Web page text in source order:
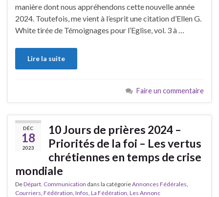
ma­nière dont nous appréhendons cette nouvelle année
2024. Toutefois, me vient à l’esprit une citation d’Ellen G.
White tirée de Témoignages pour l’Eglise, vol. 3 à …
Lire la suite
Faire un commentaire
DÉC
18
2023
10 Jours de prières 2024 –
Priorités de la foi – Les vertus
chrétiennes en temps de crise
mondiale
DeDépart. Communication dans la catégorieAnnonces Fédérales
Courriers Fédération Infos La Fédération Les Annonc